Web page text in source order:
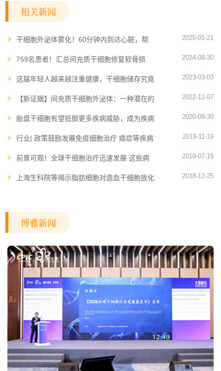
相关新闻
干细胞外泌体雾化！60分钟内到达心脏，帮
2025-01-21
759名患者！汇总间充质干细胞修复软骨损
2024-08-30
这届年轻人越来越注重健康，干细胞储存究竟
2023-03-03
【新证据】间充质干细胞外泌体：一种潜在的
2022-12-07
胎盘干细胞有望抵御更多疾病威胁，成为疾病
2020-09-30
行业| 政策鼓励发展免疫细胞治疗 癌症等疾病
2019-11-19
前景可观！全球干细胞治疗迅速发展 这些病
2019-07-15
上海生科院等揭示脂肪细胞对造血干细胞放化
2018-12-25
博雅新闻